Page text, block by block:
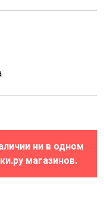
ни в одном
магазинов.